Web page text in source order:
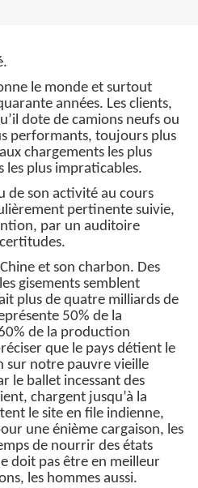
le monde et surtout
années. Les clients,
dote de camions neufs ou
performants, toujours plus
chargements les plus
les plus impraticables.
de son activité au cours
pertinente suivie,
par un auditoire
et son charbon. Des
gisements semblent
plus de quatre milliards de
50% de la
de la production
que le pays détient le
sur notre pauvre vieille
le ballet incessant des
chargent jusqu’à la
le site en file indienne,
une énième cargaison, les
de nourrir des états
doit pas être en meilleur
les hommes aussi.